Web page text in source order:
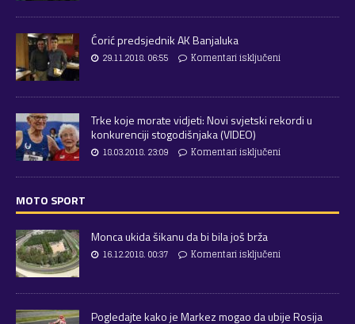
Ćorić predsjednik AK Banjaluka
29.11.2018. 06:55 Komentari isključeni
Trke koje morate vidjeti: Novi svjetski rekordi u
konkurenciji stogodišnjaka (VIDEO)
18.03.2018. 23:09 Komentari isključeni
MOTO SPORT
Monca ukida šikanu da bi bila još brža
16.12.2018. 00:37 Komentari isključeni
Pogledajte kako je Markez mogao da ubije Rosija